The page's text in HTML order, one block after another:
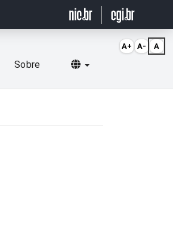
Sobre Selecionar idioma
A+ A- A